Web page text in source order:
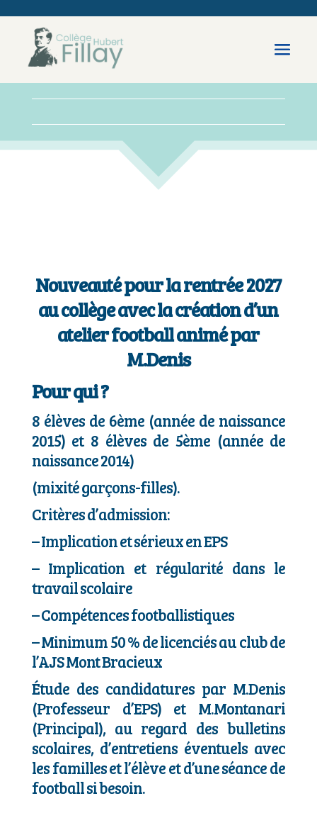
Nouveauté pour la rentrée 2027
au collège avec la création d’un
atelier football animé par
M.Denis
Pour qui ?
8 élèves de 6ème (année de naissance
2015) et 8 élèves de 5ème (année de
naissance 2014)
(mixité garçons-filles).
Critères d’admission:
–Implication et sérieux en EPS
– Implication et régularité dans le
travail scolaire
–Compétences footballistiques
–Minimum 50 % de licenciés au club de
l’AJS Mont Bracieux
Étude des candidatures par M.Denis
(Professeur d’EPS) et M.Montanari
(Principal), au regard des bulletins
scolaires, d’entretiens éventuels avec
les familles et l’élève et d’une séance de
football si besoin.